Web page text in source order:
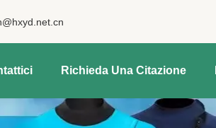
Richieda Una Citazione